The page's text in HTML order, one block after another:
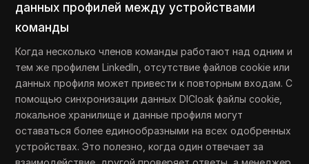
данных профилей между устройствами
команды
Когда несколько членов команды работают над одним и
тем же профилем LinkedIn, отсутствие файлов cookie или
данных профиля может привести к повторным входам. С
помощью синхронизации данных DICloak файлы cookie,
локальное хранилище и данные профиля могут
оставаться более единообразными на всех одобренных
устройствах. Это полезно, когда один отвечает за